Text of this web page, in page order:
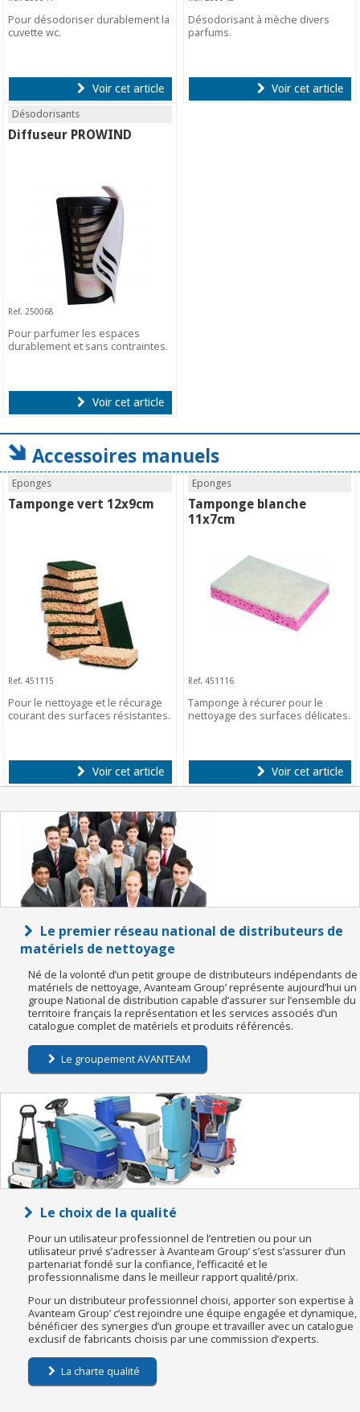
Pour désodoriser durablement la
cuvette wc.
Voir cet article
Désodorisant à mèche divers
parfums.
Voir cet article
Désodorisants
Diffuseur PROWIND
Ref. 250068
Pour parfumer les espaces
durablement et sans contraintes.
Voir cet article
Accessoires manuels
Eponges
Tamponge vert 12x9cm
Ref. 451115
Pour le nettoyage et le récurage
courant des surfaces résistantes.
Voir cet article
Eponges
Tamponge blanche
11x7cm
Ref. 451116
Tamponge à récurer pour le
nettoyage des surfaces délicates.
Voir cet article
Le premier réseau national de distributeurs de
matériels de nettoyage
Né de la volonté d’un petit groupe de distributeurs indépendants de
matériels de nettoyage, Avanteam Group’ représente aujourd’hui un
groupe National de distribution capable d’assurer sur l’ensemble du
territoire français la représentation et les services associés d’un
catalogue complet de matériels et produits référencés.
Le groupement AVANTEAM
Le choix de la qualité
Pour un utilisateur professionnel de l’entretien ou pour un
utilisateur privé s’adresser à Avanteam Group’ s’est s’assurer d’un
partenariat fondé sur la confiance, l’efficacité et le
professionnalisme dans le meilleur rapport qualité/prix.
Pour un distributeur professionnel choisi, apporter son expertise à
Avanteam Group’ c’est rejoindre une équipe engagée et dynamique,
bénéficier des synergies d’un groupe et travailler avec un catalogue
exclusif de fabricants choisis par une commission d’experts.
La charte qualité